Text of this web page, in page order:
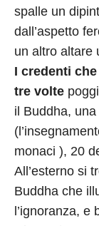
spalle un
dall’aspetto
un altro altare
I credenti
tre volte
il Buddha,
monaci ), 20
All’esterno si
Buddha che
l’ignoranza,